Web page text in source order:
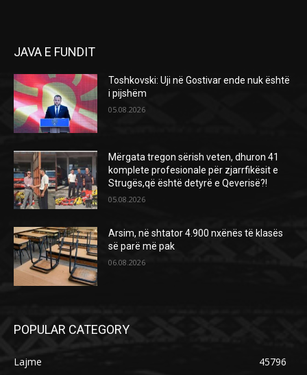
JAVA E FUNDIT
Toshkovski: Uji në Gostivar ende nuk është
i pijshëm
05.08.2026
Mërgata tregon sërish veten, dhuron 41
komplete profesionale për zjarrfikësit e
Strugës,që është detyrë e Qeverisë?!
05.08.2026
Arsim, në shtator 4.900 nxënës të klasës
së parë më pak
06.08.2026
POPULAR CATEGORY
Lajme
45796